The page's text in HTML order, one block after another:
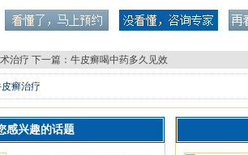
治疗 下一篇： 牛皮癣喝中药多久见效
癣治疗
感兴趣的话题